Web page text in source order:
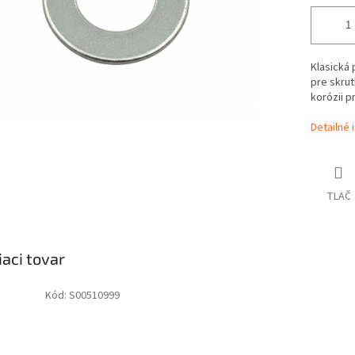
Klasická
pre
korózii
Detailné
TLAČ
tovar
Kód: S00510999